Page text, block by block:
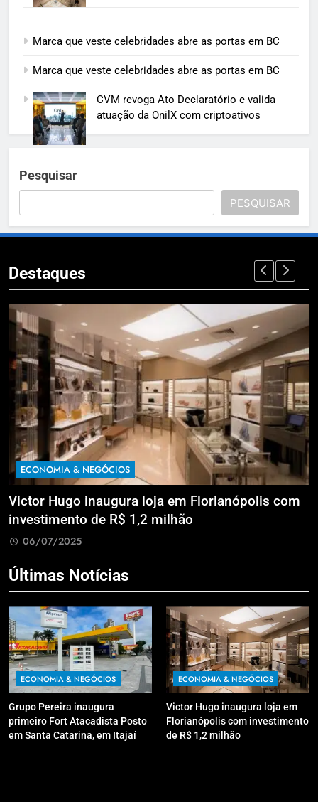
Marca que veste celebridades abre as portas em BC
Marca que veste celebridades abre as portas em BC
CVM revoga Ato Declaratório e valida
atuação da OnilX com criptoativos
Pesquisar
PESQUISAR
Destaques
ECONOMIA & NEGÓCIOS
Victor Hugo inaugura loja em Florianópolis com
investimento de R$ 1,2 milhão
06/07/2025
Últimas Notícias
ECONOMIA & NEGÓCIOS
Grupo Pereira inaugura
primeiro Fort Atacadista Posto
em Santa Catarina, em Itajaí
ECONOMIA & NEGÓCIOS
Victor Hugo inaugura loja em
Florianópolis com investimento
de R$ 1,2 milhão